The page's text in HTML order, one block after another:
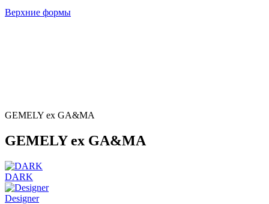
Верхние формы
GEMELY ex GA&MA
GEMELY ex GA&MA
DARK
Designer